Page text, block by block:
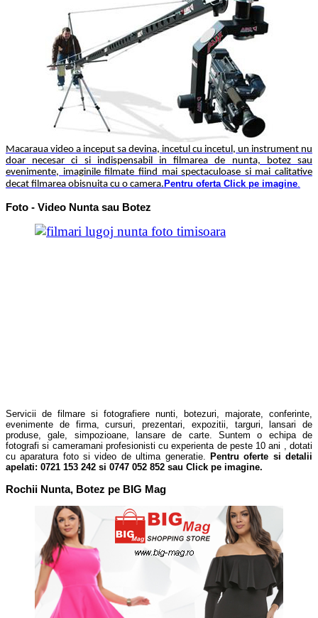
Macaraua video a inceput sa devina, incetul cu incetul, un instrument nu
doar necesar ci si indispensabil in filmarea de nunta, botez sau
evenimente, imaginile filmate fiind mai spectaculoase si mai calitative
decat filmarea obisnuita cu o camera.Pentru oferta Click pe imagine
Foto - Video Nunta sau Botez
Servicii de filmare si fotografiere nunti, botezuri, majorate, conferinte,
evenimente de firma, cursuri, prezentari, expozitii, targuri, lansari de
produse, gale, simpozioane, lansare de carte. Suntem o echipa de
fotografi si cameramani profesionisti cu experienta de peste 10 ani , dotati
cu aparatura foto si video de ultima generatie. Pentru oferte si detalii
apelati: 0721 153 242 si 0747 052 852 sau Click pe imagine.
Rochii Nunta, Botez pe BIG Mag